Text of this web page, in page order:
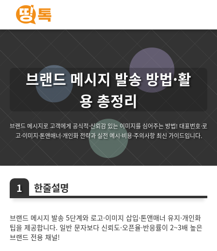
브랜드 메시지 발송 방법·활
용 총정리
브랜드 메시지로 고객에게 공식적·신뢰감 있는 이미지를 심어주는 방법! 대표번호·로
고·이미지·톤앤매너·개인화 전략과 실전 예시·비용·주의사항 최신 가이드입니다.
한줄설명
브랜드 메시지 발송 5단계와 로고·이미지 삽입·톤앤매너 유지·개인화
팁을 제공합니다. 일반 문자보다 신뢰도·오픈율·반응률이 2~3배 높은
브랜드 전용 채널!